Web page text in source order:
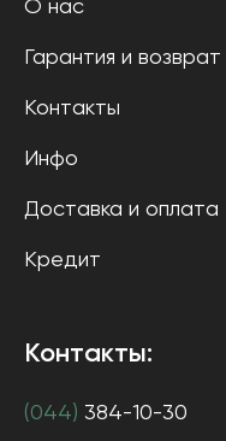
О нас
Гарантия и возврат
Контакты
Инфо
Доставка и оплата
Кредит
Контакты:
(044) 384-10-30